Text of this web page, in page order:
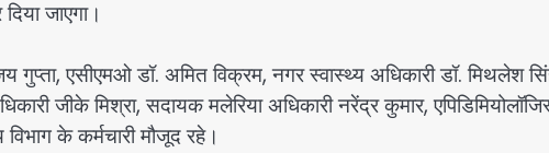
जाएगा।
एसीएमओ डॉ. अमित विक्रम, नगर स्वास्थ्य अधिकारी डॉ. मिथलेश
जीके मिश्रा, सदायक मलेरिया अधिकारी नरेंद्र कुमार,
के कर्मचारी मौजूद रहे।